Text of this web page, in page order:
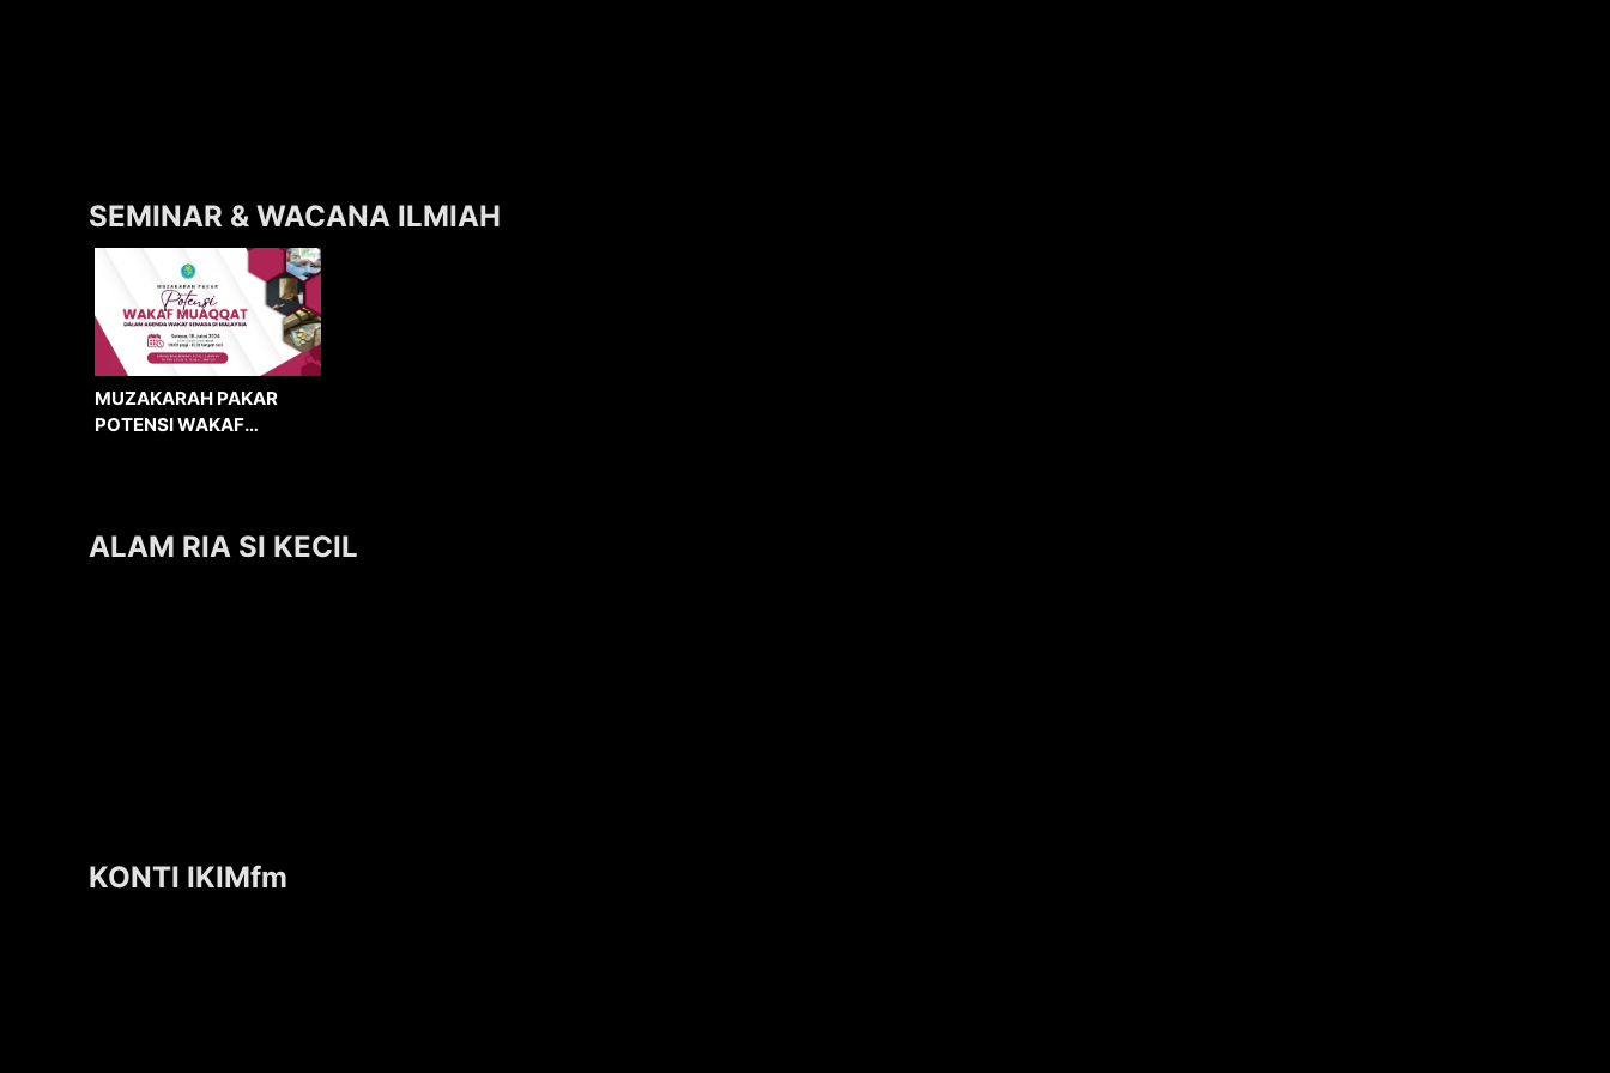
SEMINAR & WACANA ILMIAH
MUZAKARAH PAKAR
POTENSI WAKAF
ALAM RIA SI KECIL
KONTI IKIMfm